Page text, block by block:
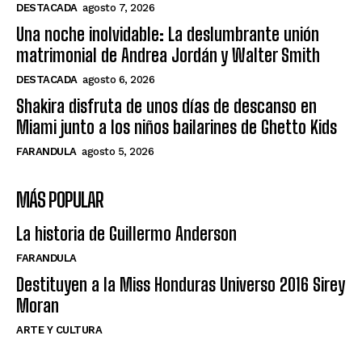
DESTACADA agosto 7, 2026
Una noche inolvidable: La deslumbrante unión
matrimonial de Andrea Jordán y Walter Smith
DESTACADA agosto 6, 2026
Shakira disfruta de unos días de descanso en
Miami junto a los niños bailarines de Ghetto Kids
FARANDULA agosto 5, 2026
MÁS POPULAR
La historia de Guillermo Anderson
FARANDULA
Destituyen a la Miss Honduras Universo 2016 Sirey
Moran
ARTE Y CULTURA